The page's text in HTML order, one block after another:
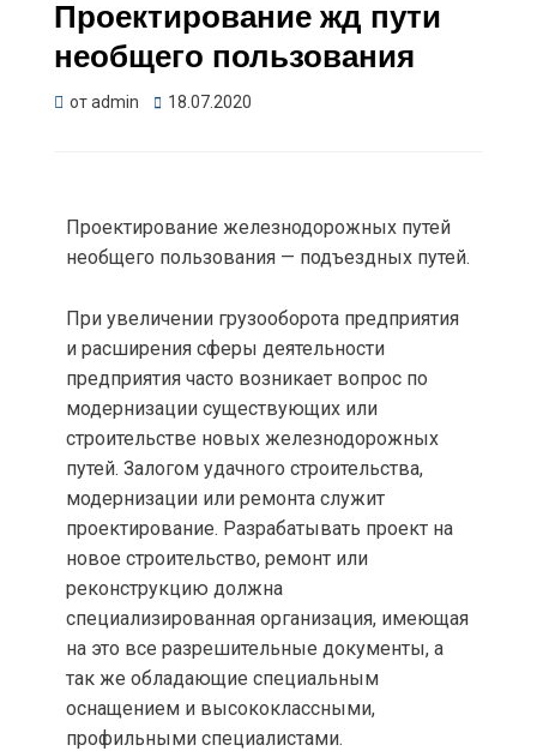
Проектирование жд пути
необщего пользования
отadmin 18.07.2020
Проектирование железнодорожных путей
необщего пользования — подъездных путей.
При увеличении грузооборота предприятия
и расширения сферы деятельности
предприятия часто возникает вопрос по
модернизации существующих или
строительстве новых железнодорожных
путей. Залогом удачного строительства,
модернизации или ремонта служит
проектирование. Разрабатывать проект на
новое строительство, ремонт или
реконструкцию должна
специализированная организация, имеющая
на это все разрешительные документы, а
так же обладающие специальным
оснащением и высококлассными,
профильными специалистами.